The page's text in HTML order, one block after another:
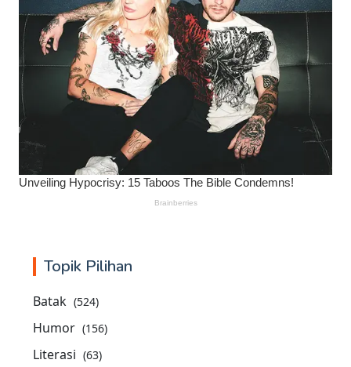
Topik Pilihan
Batak (524)
Humor (156)
Literasi (63)